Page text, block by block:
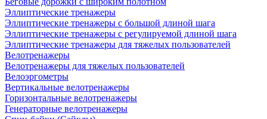
Эллиптические тренажеры
Эллиптические тренажеры с большой длиной шага
Эллиптические тренажеры с регулируемой длиной шага
Эллиптические тренажеры для тяжелых пользователей
Велотренажеры
Велотренажеры для тяжелых пользователей
Велоэргометры
Вертикальные велотренажеры
Горизонтальные велотренажеры
Генераторные велотренажеры